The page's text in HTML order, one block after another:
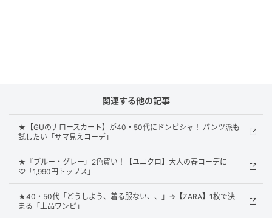
関連する他の記事
★【GUのナロースカート】が40・50代にドンピシャ！ パンツ派も
試したい「サマ見えコーデ」
★『ブルー・グレー』2色買い！【ユニクロ】大人の春コーデに
♡「1,990円トップス」
★40・50代「どうしよう、着る服ない、、」→【ZARA】1枚で決
まる「上品ワンピ」